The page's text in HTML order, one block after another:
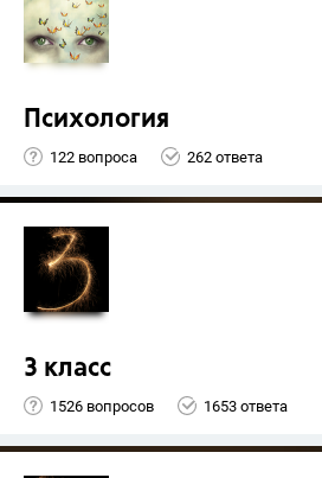
Психология
122 вопроса 262 ответа
3 класс
1526 вопросов 1653 ответа